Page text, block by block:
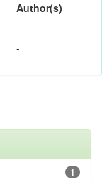
Author(s)
-
1